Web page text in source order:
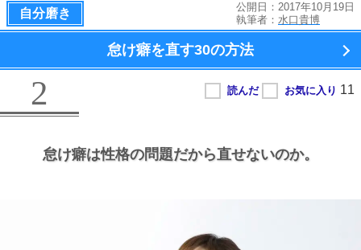
自分磨き
公開日：2017年10月19日
執筆者： 水口貴博
怠け癖を直す30の方法
2
怠け癖は性格の問題だから直せないのか。